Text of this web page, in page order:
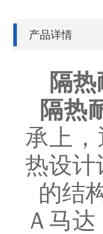
产品详情
隔
隔热
承上
热设计
的结
Ａ马